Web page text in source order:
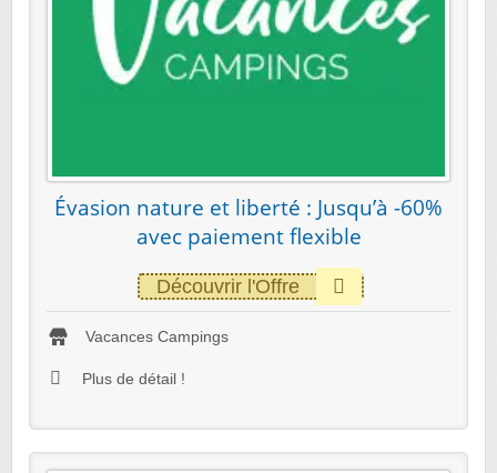
Évasion nature et liberté : Jusqu’à -60%
avec paiement flexible
Découvrir l'Offre
Vacances Campings
Plus de détail !